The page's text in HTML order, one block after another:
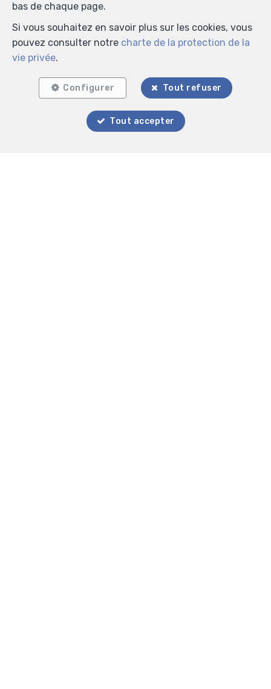
Localiser sur la carte
bas de chaque page.
Si vous souhaitez en savoir plus sur les cookies, vous
pouvez consulter notre charte de la protection de la
vie privée.
Configurer Tout refuser
Tout accepter